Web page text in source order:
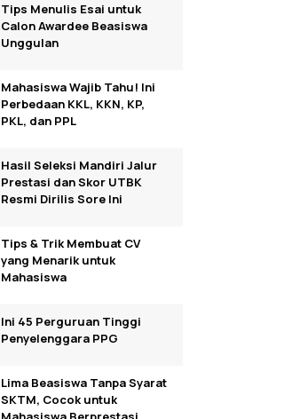
Tips Menulis Esai untuk
Calon Awardee Beasiswa
Unggulan
Mahasiswa Wajib Tahu! Ini
Perbedaan KKL, KKN, KP,
PKL, dan PPL
Hasil Seleksi Mandiri Jalur
Prestasi dan Skor UTBK
Resmi Dirilis Sore Ini
Tips & Trik Membuat CV
yang Menarik untuk
Mahasiswa
Ini 45 Perguruan Tinggi
Penyelenggara PPG
Lima Beasiswa Tanpa Syarat
SKTM, Cocok untuk